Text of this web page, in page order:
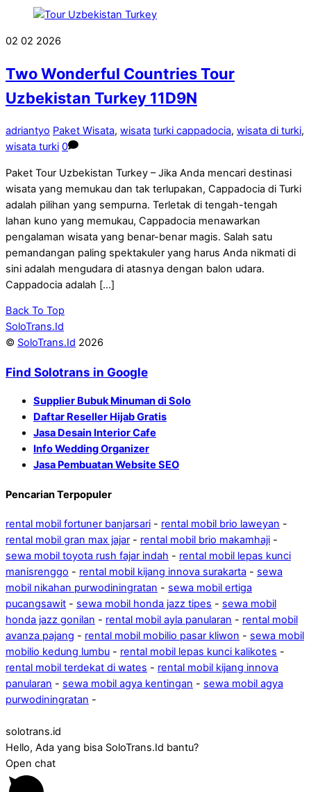
02 02 2026
Two Wonderful Countries Tour
Uzbekistan Turkey 11D9N
adriantyo Paket Wisata, wisata turki cappadocia, wisata di turki,
wisata turki 0
Paket Tour Uzbekistan Turkey – Jika Anda mencari destinasi
wisata yang memukau dan tak terlupakan, Cappadocia di Turki
adalah pilihan yang sempurna. Terletak di tengah-tengah
lahan kuno yang memukau, Cappadocia menawarkan
pengalaman wisata yang benar-benar magis. Salah satu
pemandangan paling spektakuler yang harus Anda nikmati di
sini adalah mengudara di atasnya dengan balon udara.
Cappadocia adalah […]
Back To Top
SoloTrans.Id
© SoloTrans.Id 2026
Find Solotrans in Google
Supplier Bubuk Minuman di Solo
Daftar Reseller Hijab Gratis
Jasa Desain Interior Cafe
Info Wedding Organizer
Jasa Pembuatan Website SEO
Pencarian Terpopuler
rental mobil fortuner banjarsari - rental mobil brio laweyan -
rental mobil gran max jajar - rental mobil brio makamhaji -
sewa mobil toyota rush fajar indah - rental mobil lepas kunci
manisrenggo - rental mobil kijang innova surakarta - sewa
mobil nikahan purwodiningratan - sewa mobil ertiga
pucangsawit - sewa mobil honda jazz tipes - sewa mobil
honda jazz gonilan - rental mobil ayla panularan - rental mobil
avanza pajang - rental mobil mobilio pasar kliwon - sewa mobil
mobilio kedung lumbu - rental mobil lepas kunci kalikotes -
rental mobil terdekat di wates - rental mobil kijang innova
panularan - sewa mobil agya kentingan - sewa mobil agya
purwodiningratan -
solotrans.id
Hello, Ada yang bisa SoloTrans.Id bantu?
Open chat